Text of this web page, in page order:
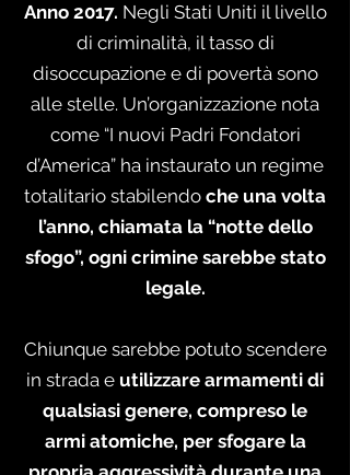
Anno 2017. Negli Stati Uniti il livello
di criminalità, il tasso di
disoccupazione e di povertà sono
alle stelle. Un’organizzazione nota
come “I nuovi Padri Fondatori
d’America” ha instaurato un regime
totalitario stabilendo che una volta
l’anno, chiamata la “notte dello
sfogo”, ogni crimine sarebbe stato
legale.
Chiunque sarebbe potuto scendere
in strada e utilizzare armamenti di
qualsiasi genere, compreso le
armi atomiche, per sfogare la